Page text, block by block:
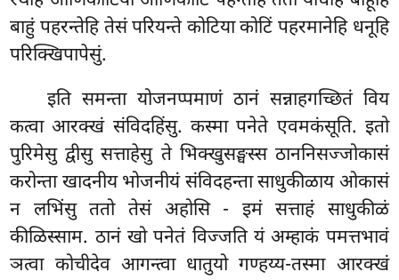
बाहुं पहरन्तेहि तेसं परियन्ते कोटिया कोटिं पहरमानेहि धनूहि
परिक्खिपापेसुं.
इति समन्ता योजनप्पमाणं ठानं सन्नाहगच्छितं विय
कत्वा आरक्खं संविदहिंसु. कस्मा पनेते एवमकंसूति. इतो
पुरिमेसु द्वीसु सत्ताहेसु ते भिक्खुसङ्घस्स ठाननिसज्जोकासं
करोन्ता खादनीय भोजनीयं संविदहन्ता साधुकीळाय ओकासं
न लभिंसु ततो तेसं अहोसि - इमं सत्ताहं साधुकीळं
कीळिस्साम. ठानं खो पनेतं विज्जति यं अम्हाकं पमत्तभावं
ञत्वा कोचीदेव आगन्त्वा धातुयो गण्हय्य-तस्मा आरक्खं